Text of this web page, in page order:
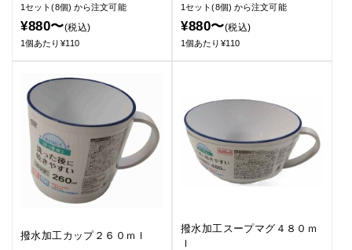
1セット(8個) から注文可能
¥880〜(税込)
1個あたり¥110
1セット(8個) から注文可能
¥880〜(税込)
1個あたり¥110
撥水加工カップ２６０ｍｌ
撥水加工スープマグ４８０ｍ
ｌ